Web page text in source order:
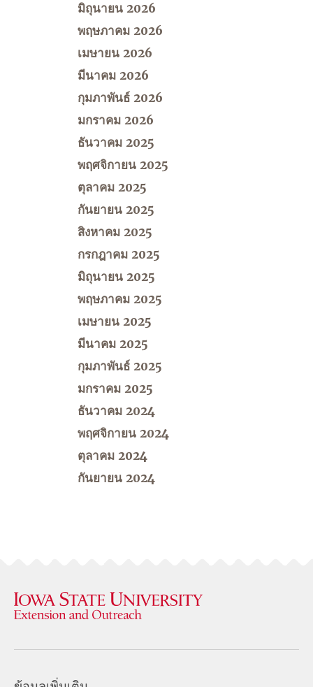
มิถุนายน 2026
พฤษภาคม 2026
เมษายน 2026
มีนาคม 2026
กุมภาพันธ์ 2026
มกราคม 2026
ธันวาคม 2025
พฤศจิกายน 2025
ตุลาคม 2025
กันยายน 2025
สิงหาคม 2025
กรกฎาคม 2025
มิถุนายน 2025
พฤษภาคม 2025
เมษายน 2025
มีนาคม 2025
กุมภาพันธ์ 2025
มกราคม 2025
ธันวาคม 2024
พฤศจิกายน 2024
ตุลาคม 2024
กันยายน 2024